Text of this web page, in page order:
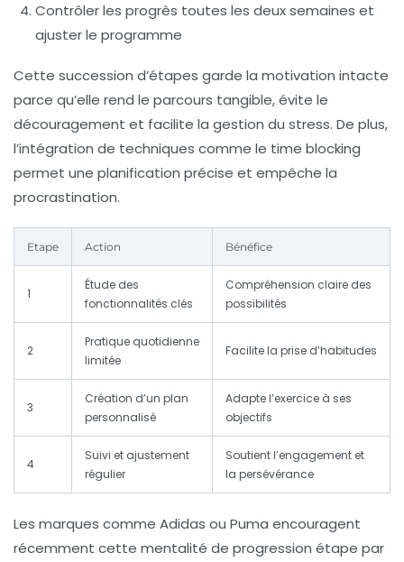
Contrôler les progrès toutes les deux semaines et
ajuster le programme
Cette succession d’étapes garde la motivation intacte
parce qu’elle rend le parcours tangible, évite le
découragement et facilite la gestion du stress. De plus,
l’intégration de techniques comme le time blocking
permet une planification précise et empêche la
procrastination.
Etape Action Bénéfice
1
Étude des
fonctionnalités clés
Compréhension claire des
possibilités
2
Pratique quotidienne
limitée
Facilite la prise d’habitudes
3
Création d’un plan
personnalisé
Adapte l’exercice à ses
objectifs
4
Suivi et ajustement
régulier
Soutient l’engagement et
la persévérance
Les marques comme Adidas ou Puma encouragent
récemment cette mentalité de progression étape par